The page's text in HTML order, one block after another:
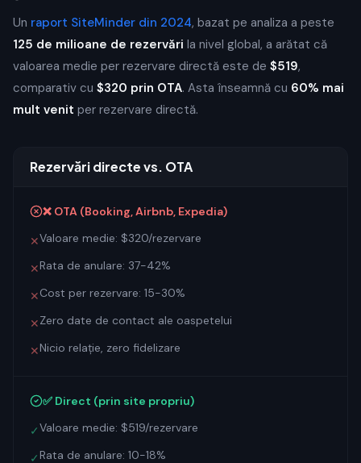
Un raport SiteMinder din 2024, bazat pe analiza a peste
125 de milioane de rezervări la nivel global, a arătat că
valoarea medie per rezervare directă este de $519,
comparativ cu $320 prin OTA. Asta înseamnă cu 60% mai
mult venit per rezervare directă.
Rezervări directe vs. OTA
❌ OTA (Booking, Airbnb, Expedia)
✕Valoare medie: $320/rezervare
✕Rata de anulare: 37-42%
✕Cost per rezervare: 15-30%
✕Zero date de contact ale oaspetelui
✕Nicio relație, zero fidelizare
✅ Direct (prin site propriu)
✓Valoare medie: $519/rezervare
✓Rata de anulare: 10-18%